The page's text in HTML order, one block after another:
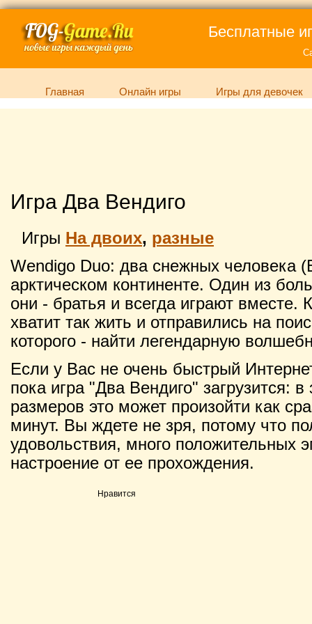
Бесплатные
Главная Онлайн игры Игры для девочек
Игра Два Вендиго
Игры На двоих, разные
Wendigo Duo: два снежных человека
арктическом континенте. Один из
они - братья и всегда играют вместе.
хватит так жить и отправились на
которого - найти легендарную
Если у Вас не очень быстрый
пока игра "Два Вендиго" загрузится: в
размеров это может произойти как
минут. Вы ждете не зря, потому что
удовольствия, много положительных
настроение от ее прохождения.
Нравится